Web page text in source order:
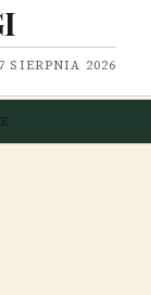
7 SIERPNIA 2026